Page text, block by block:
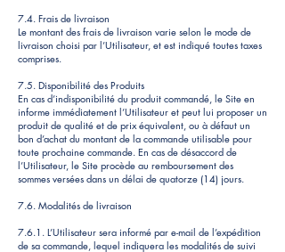
7.4. Frais de livraison
Le montant des frais de livraison varie selon le mode de
livraison choisi par l’Utilisateur, et est indiqué toutes taxes
comprises.
7.5. Disponibilité des Produits
En cas d’indisponibilité du produit commandé, le Site en
informe immédiatement l’Utilisateur et peut lui proposer un
produit de qualité et de prix équivalent, ou à défaut un
bon d’achat du montant de la commande utilisable pour
toute prochaine commande. En cas de désaccord de
l’Utilisateur, le Site procède au remboursement des
sommes versées dans un délai de quatorze (14) jours.
7.6. Modalités de livraison
7.6.1. L’Utilisateur sera informé par e-mail de l’expédition
de sa commande, lequel indiquera les modalités de suivi